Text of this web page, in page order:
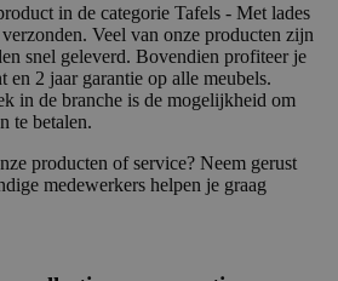
in de categorie Tafels - Met lades
Veel van onze producten zijn
snel geleverd. Bovendien profiteer je
en 2 jaar garantie op alle meubels.
in de branche is de mogelijkheid om
te betalen.
producten of service? Neem gerust
medewerkers helpen je graag